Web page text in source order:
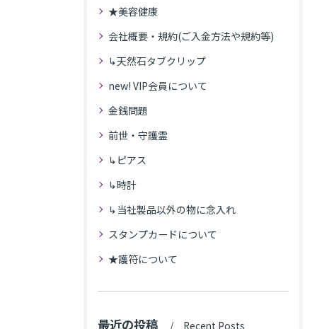
★美容健康
会社概要・規約(ご入金方法や規約等)
↳天然石タブクリップ
new! VIP会員について
金銭問題
前世・守護霊
↳ピアス
↳時計
↳当社製品以外の物に念入れ
スタンプカードについて
★護符について
最近の投稿 Recent Posts